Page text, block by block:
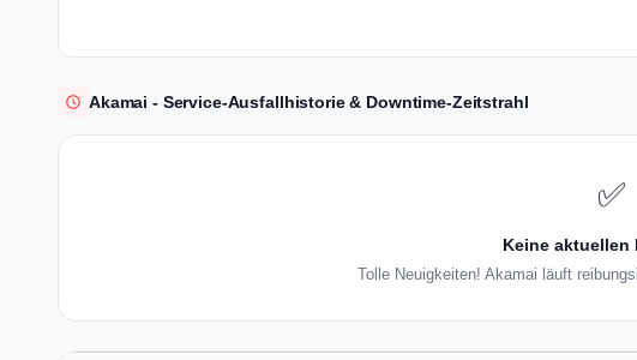
Akamai - Service-Ausfallhistorie & Downtime-Zeitstrahl
✅
Keine aktuellen
Tolle Neuigkeiten! Akamai läuft